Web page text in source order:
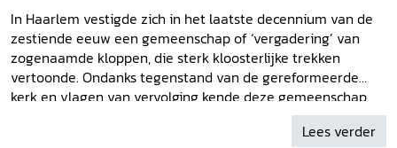
In Haarlem vestigde zich in het laatste decennium van de
zestiende eeuw een gemeenschap of ‘vergadering’ van
zogenaamde kloppen, die sterk kloosterlijke trekken
vertoonde. Ondanks tegenstand van de gereformeerde
kerk en vlagen van vervolging kende deze gemeenschap
een opmerkelijke bloei in de zeventiende eeuw. Mede op
Levens der Maechden,
Lees verder